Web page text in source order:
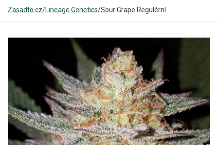
Zasadto.cz/Lineage Genetics/Sour Grape Regulérní